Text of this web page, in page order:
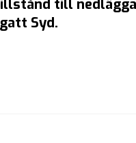
till
Syd.